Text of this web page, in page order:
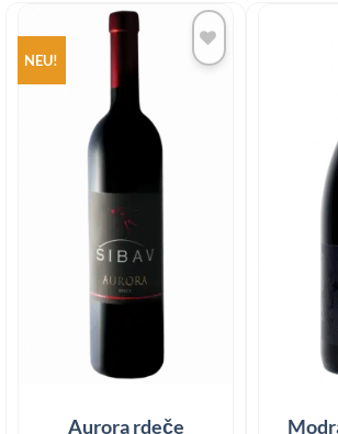
NEU!
Aurora rdeče